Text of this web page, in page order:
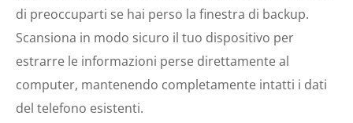
di preoccuparti se hai perso la finestra di backup.
Scansiona in modo sicuro il tuo dispositivo per
estrarre le informazioni perse direttamente al
computer, mantenendo completamente intatti i dati
del telefono esistenti.